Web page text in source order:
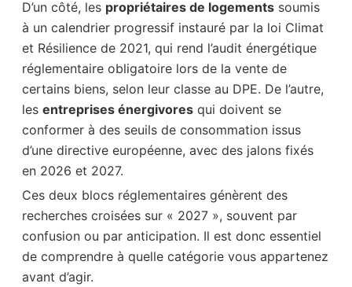
D’un côté, les propriétaires de logements soumis
à un calendrier progressif instauré par la loi Climat
et Résilience de 2021, qui rend l’audit énergétique
réglementaire obligatoire lors de la vente de
certains biens, selon leur classe au DPE. De l’autre,
les entreprises énergivores qui doivent se
conformer à des seuils de consommation issus
d’une directive européenne, avec des jalons fixés
en 2026 et 2027.
Ces deux blocs réglementaires génèrent des
recherches croisées sur « 2027 », souvent par
confusion ou par anticipation. Il est donc essentiel
de comprendre à quelle catégorie vous appartenez
avant d’agir.